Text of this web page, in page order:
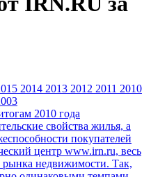
2014 2013 2012 2011 2010
2010 года
свойства жилья, а
покупателей
центр www.irn.ru, весь
рынка недвижимости. Так,